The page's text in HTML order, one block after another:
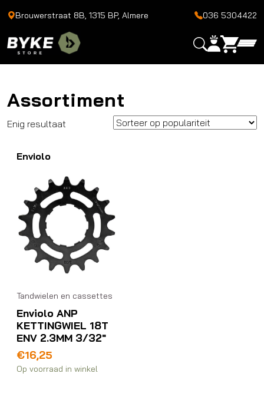
Brouwerstraat 8B, 1315 BP, Almere 036 5304422
Assortiment
Enig resultaat
Enviolo
Tandwielen en cassettes
Enviolo ANP
KETTINGWIEL 18T
ENV 2.3MM 3/32″
€16,25
Op voorraad in winkel